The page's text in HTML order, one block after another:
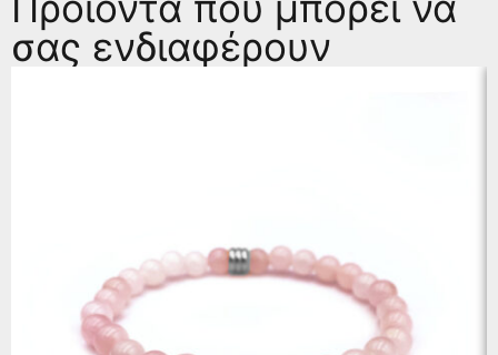
σας ενδιαφέρουν